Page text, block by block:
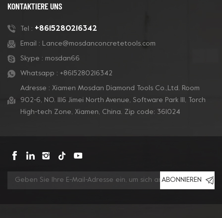
KONTAKTIERE UNS
Tel : +8615280216342
Email : Lance@mosdanconcretetools.com
Skype : mosdan66
Whatsapp : +8615280216342
Adresse : Xiamen Mosdan Diamond Tools Co.,Ltd. Room
902-6, NO. 1116 Jimei North Avenue, Software Park Ill, Torch
High-tech Zone, Xiamen, China. Zip code: 361024
ABONNIEREN